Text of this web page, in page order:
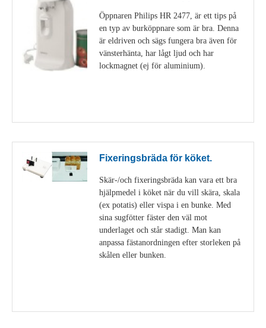
Öppnaren Philips HR 2477, är ett tips på
en typ av burköppnare som är bra. Denna
är eldriven och sägs fungera bra även för
vänsterhänta, har lågt ljud och har
lockmagnet (ej för aluminium).
Fixeringsbräda för köket.
Skär-/och fixeringsbräda kan vara ett bra
hjälpmedel i köket när du vill skära, skala
(ex potatis) eller vispa i en bunke. Med
sina sugfötter fäster den väl mot
underlaget och står stadigt. Man kan
anpassa fästanordningen efter storleken på
skålen eller bunken.